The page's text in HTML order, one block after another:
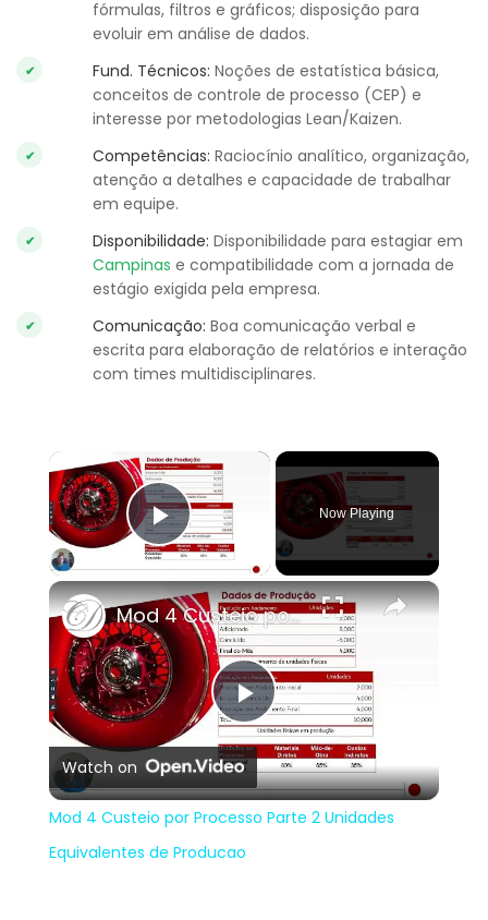
fórmulas, filtros e gráficos; disposição para
evoluir em análise de dados.
Fund. Técnicos: Noções de estatística básica,
conceitos de controle de processo (CEP) e
interesse por metodologias Lean/Kaizen.
Competências: Raciocínio analítico, organização,
atenção a detalhes e capacidade de trabalhar
em equipe.
Disponibilidade: Disponibilidade para estagiar em
Campinas e compatibilidade com a jornada de
estágio exigida pela empresa.
Comunicação: Boa comunicação verbal e
escrita para elaboração de relatórios e interação
com times multidisciplinares.
×
Play Video
Now Playing
×
Play
Video
Mod 4 Custeio por Processo Parte 2 Unidades Equivalentes de Producao
Watch on
Mod 4 Custeio por Processo Parte 2 Unidades
Equivalentes de Producao